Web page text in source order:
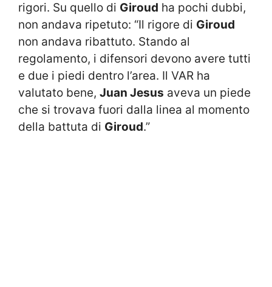
rigori. Su quello di Giroud ha pochi dubbi,
non andava ripetuto: “Il rigore di Giroud
non andava ribattuto. Stando al
regolamento, i difensori devono avere tutti
e due i piedi dentro l’area. Il VAR ha
valutato bene, Juan Jesus aveva un piede
che si trovava fuori dalla linea al momento
della battuta di Giroud.”